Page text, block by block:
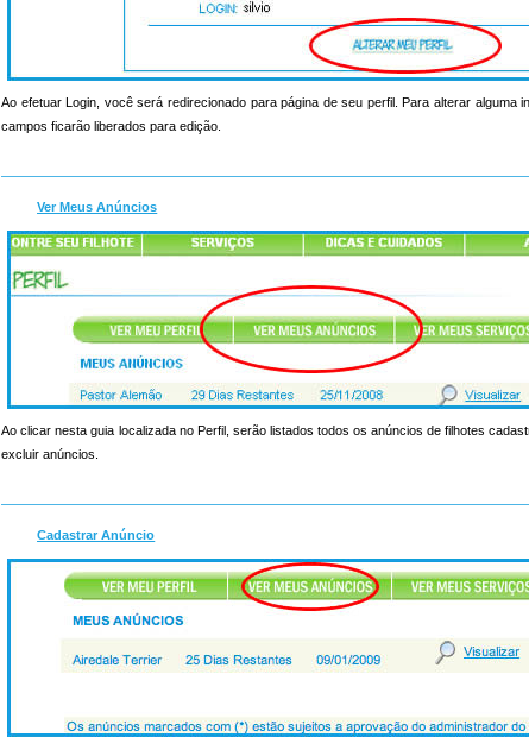
Ao efetuar Login, você será redirecionado para página de seu perfil. Para alterar alguma
campos ficarão liberados para edição.
Ver Meus Anúncios
Ao clicar nesta guia localizada no Perfil, serão listados todos os anúncios de filhotes
excluir anúncios.
Cadastrar Anúncio